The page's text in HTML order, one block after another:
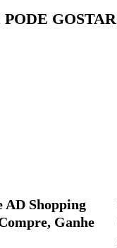
GOSTAR
AD Shopping
Ganhe